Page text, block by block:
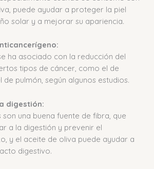
puede ayudar a proteger la piel
solar y a mejorar su apariencia.
ha asociado con la reducción del
tipos de cáncer, como el de
pulmón, según algunos estudios.
digestión:
son una buena fuente de fibra, que
a la digestión y prevenir el
y el aceite de oliva puede ayudar a
digestivo.